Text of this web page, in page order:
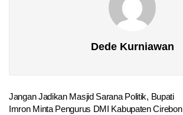
Dede Kurniawan
Jangan Jadikan Masjid Sarana Politik, Bupati
Imron Minta Pengurus DMI Kabupaten Cirebon